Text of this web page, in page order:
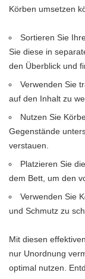
Körben umsetzen
Sortieren Sie
Sie diese in
den Überblick und
Verwenden Sie
auf den Inhalt zu
Nutzen Sie
Gegenstände
verstauen.
Platzieren Sie
dem Bett, um den
Verwenden Sie
und Schmutz zu
Mit diesen
nur Unordnung
optimal nutzen.